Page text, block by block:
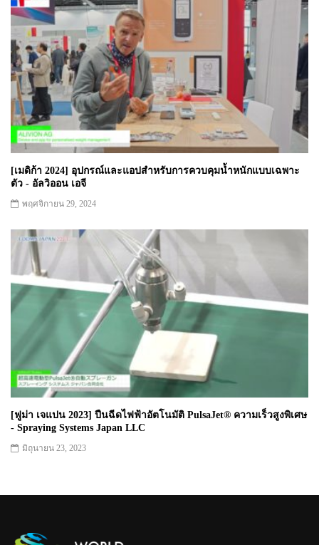
[เมดิก้า 2024] อุปกรณ์และแอปสำหรับการควบคุมน้ำหนักแบบเฉพาะ
ตัว - อัลวิออน เอจี
พฤศจิกายน 29, 2024
[ฟูม่า เจแปน 2023] ปืนฉีดไฟฟ้าอัตโนมัติ PulsaJet® ความเร็วสูงพิเศษ
- Spraying Systems Japan LLC
มิถุนายน 23, 2023